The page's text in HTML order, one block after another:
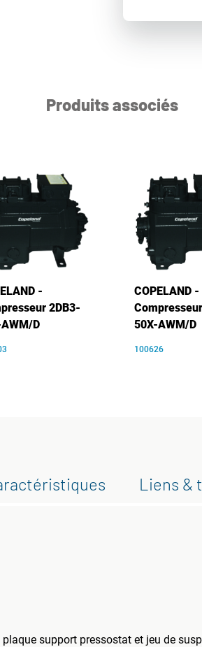
Produits associés
-
2DB3-
D
COPELAND -
50X-AWM/D
100626
Liens &
support pressostat et jeu de